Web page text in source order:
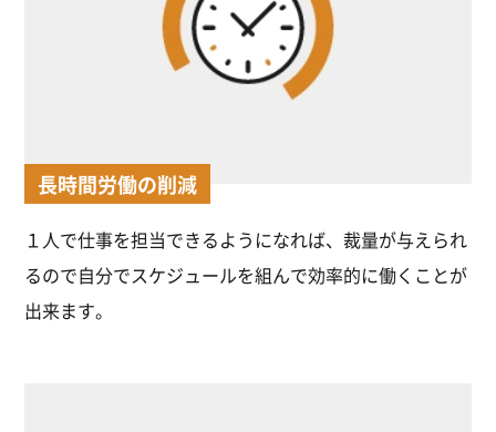
長時間労働の削減
１人で仕事を担当できるようになれば、裁量が与えられ
るので自分でスケジュールを組んで効率的に働くことが
出来ます。